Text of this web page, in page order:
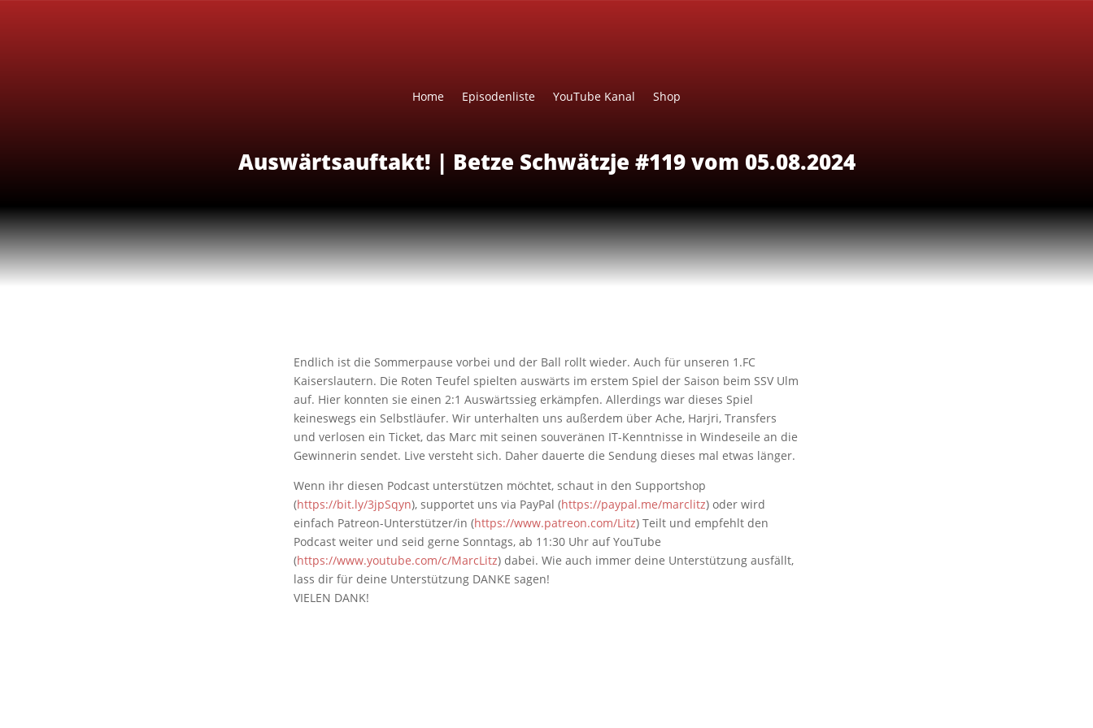
Home Episodenliste YouTube Kanal Shop
Auswärtsauftakt! | Betze Schwätzje #119 vom 05.08.2024
Endlich ist die Sommerpause vorbei und der Ball rollt wieder. Auch für unseren 1.FC
Kaiserslautern. Die Roten Teufel spielten auswärts im erstem Spiel der Saison beim SSV Ulm
auf. Hier konnten sie einen 2:1 Auswärtssieg erkämpfen. Allerdings war dieses Spiel
keineswegs ein Selbstläufer. Wir unterhalten uns außerdem über Ache, Harjri, Transfers
und verlosen ein Ticket, das Marc mit seinen souveränen IT-Kenntnisse in Windeseile an die
Gewinnerin sendet. Live versteht sich. Daher dauerte die Sendung dieses mal etwas länger.
Wenn ihr diesen Podcast unterstützen möchtet, schaut in den Supportshop
(https://bit.ly/3jpSqyn), supportet uns via PayPal (https://paypal.me/marclitz) oder wird
einfach Patreon-Unterstützer/in (https://www.patreon.com/Litz) Teilt und empfehlt den
Podcast weiter und seid gerne Sonntags, ab 11:30 Uhr auf YouTube
(https://www.youtube.com/c/MarcLitz) dabei. Wie auch immer deine Unterstützung ausfällt,
lass dir für deine Unterstützung DANKE sagen!
VIELEN DANK!